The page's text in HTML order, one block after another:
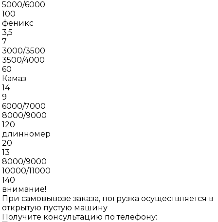
5000/6000
100
феникс
3,5
7
3000/3500
3500/4000
60
Камаз
14
9
6000/7000
8000/9000
120
длинномер
20
13
8000/9000
10000/11000
140
внимание!
Присамовывозезаказа, погрузка осуществляется в
открытую пустую машину
Получите консультацию по телефону: